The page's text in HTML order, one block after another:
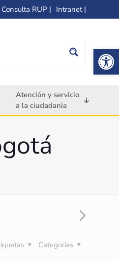
Consulta RUP | Intranet |
Atención y servicio
a la ciudadania
Categorías